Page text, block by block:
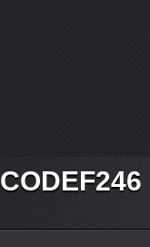
CODEF246